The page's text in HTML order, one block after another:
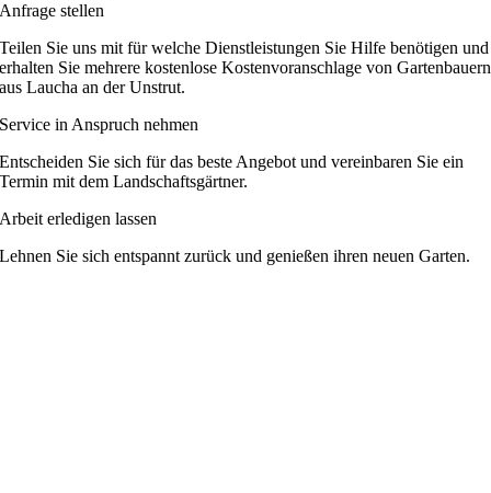
Anfrage stellen
Teilen Sie uns mit für welche Dienstleistungen Sie Hilfe benötigen und
erhalten Sie mehrere kostenlose Kostenvoranschlage von Gartenbauern
aus Laucha an der Unstrut.
Service in Anspruch nehmen
Entscheiden Sie sich für das beste Angebot und vereinbaren Sie ein
Termin mit dem Landschaftsgärtner.
Arbeit erledigen lassen
Lehnen Sie sich entspannt zurück und genießen ihren neuen Garten.